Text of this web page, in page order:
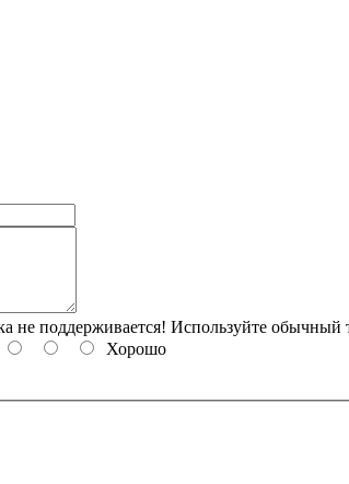
не поддерживается! Используйте обычный
Хорошо